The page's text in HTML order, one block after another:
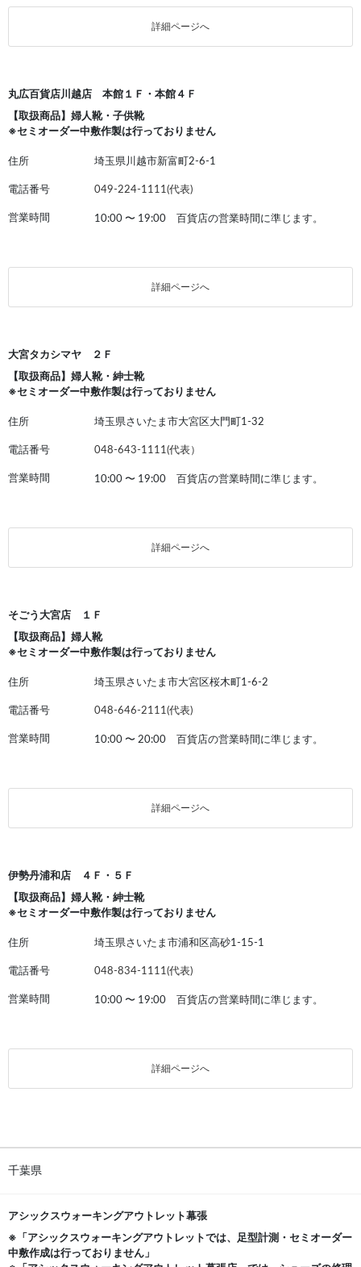
詳細ページへ
丸広百貨店川越店 本館１Ｆ・本館４Ｆ
【取扱商品】婦人靴・子供靴
※セミオーダー中敷作製は行っておりません
住所 埼玉県川越市新富町2-6-1
電話番号 049-224-1111(代表)
営業時間 10:00 〜 19:00 百貨店の営業時間に準じます。
詳細ページへ
大宮タカシマヤ ２Ｆ
【取扱商品】婦人靴・紳士靴
※セミオーダー中敷作製は行っておりません
住所 埼玉県さいたま市大宮区大門町1-32
電話番号 048-643-1111(代表）
営業時間 10:00 〜 19:00 百貨店の営業時間に準じます。
詳細ページへ
そごう大宮店 １Ｆ
【取扱商品】婦人靴
※セミオーダー中敷作製は行っておりません
住所 埼玉県さいたま市大宮区桜木町1-6-2
電話番号 048-646-2111(代表)
営業時間 10:00 〜 20:00 百貨店の営業時間に準じます。
詳細ページへ
伊勢丹浦和店 ４Ｆ・５Ｆ
【取扱商品】婦人靴・紳士靴
※セミオーダー中敷作製は行っておりません
住所 埼玉県さいたま市浦和区高砂1-15-1
電話番号 048-834-1111(代表)
営業時間 10:00 〜 19:00 百貨店の営業時間に準じます。
詳細ページへ
千葉県
アシックスウォーキングアウトレット幕張
※「アシックスウォーキングアウトレットでは、足型計測・セミオーダー
中敷作成は行っておりません」